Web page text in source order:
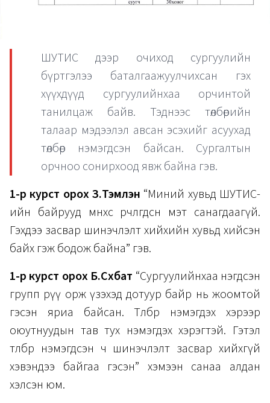
ШУТИС дээр очиход сургуулийн
бүртгэлээ баталгаажуулчихсан гэх
хүүхдүүд сургуулийнхаа орчинтой
танилцаж байв. Тэднээс төлбөрийн
талаар мэдээлэл авсан эсэхийг асуухад
төлбөр нэмэгдсэн байсан. Сургалтын
орчноо сонирхоод явж байна гэв.
1-р курст орох З.Тэмүүлэн “Миний хувьд ШУТИС-
ийн байрууд өмнөхөөсөө өөрчлөгдсөн мэт санагдаагүй.
Гэхдээ засвар шинэчлэлт хийхийн хувьд хийсэн
байх гэж бодож байна” гэв.
1-р курст орох Б.Сүхбат “Сургуулийнхаа нэгдсэн
групп рүү орж үзэхэд дотуур байр нь жоомтой
гэсэн яриа байсан. Төлбөр нэмэгдэх хэрээр
оюутнуудын тав тух нэмэгдэх хэрэгтэй. Гэтэл
төлбөр нэмэгдсэн ч шинэчлэлт засвар хийхгүй
хэвэндээ байгаа гэсэн” хэмээн санаа алдан
хэлсэн юм.